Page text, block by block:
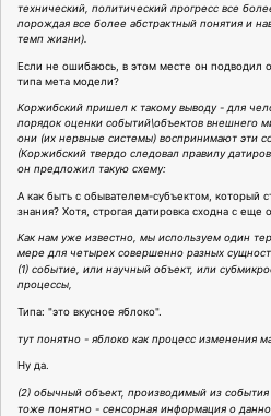
технический, политический прогресс все
порождая все более абстрактный понятия и
темп жизни).
Если не ошибаюсь, в этом месте он подводил
типа мета модели?
Коржибский пришел к такому выводу - для
порядок оценки событий\объектов внешнего
они (их нервные системы) воспринимают эти
(Коржибский твердо следовал правилу
он предложил такую схему:
А как быть с обывателем-субъектом, который
знания? Хотя, строгая датировка сходна с
Как нам уже известно, мы используем один
мере для четырех совершенно разных
(1) событие, или научный объект, или
процессы,
Типа: "это вкусное яблоко".
тут понятно - яблоко как процесс изменения
Ну да.
(2) обычный объект, производимый из
тоже понятно - сенсорная информация о